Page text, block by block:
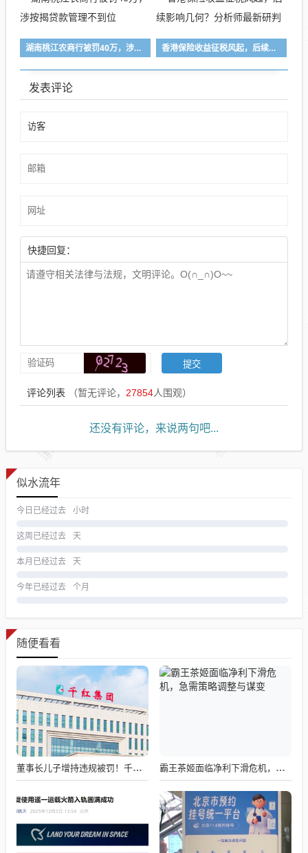
湖南桃江农商行被罚40万，涉按揭贷款管理不到位 香港保险收益征税风起，后续影响几何？分析师最新研判
发表评论
快捷回复：
评论列表 （暂无评论， 27854人围观）
还没有评论，来说两句吧...
似水流年
今日已经过去 小时
这周已经过去 天
本月已经过去 天
今年已经过去 个月
随便看看
董事长儿子增持违规被罚！千红制药市值128亿，半年净赚2.58亿却踩雷信托5年 霸王茶姬面临净利下滑危机，急需策略调整与谋变